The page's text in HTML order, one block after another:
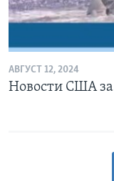
АВГУСТ 12, 2024
Новости США